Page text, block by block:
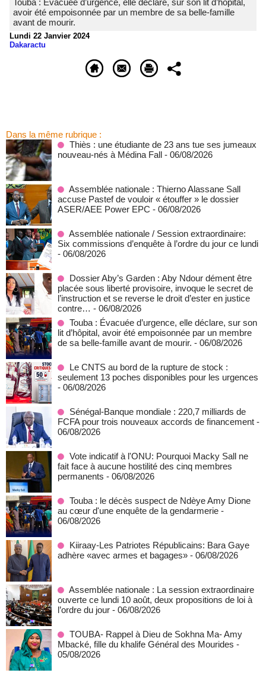
Touba : Évacuée d’urgence, elle déclare, sur son lit d’hôpital,
avoir été empoisonnée par un membre de sa belle-famille
avant de mourir.
Lundi 22 Janvier 2024
Dakaractu
Dans la même rubrique :
Thiès : une étudiante de 23 ans tue ses jumeaux
nouveau-nés à Médina Fall - 06/08/2026
Assemblée nationale : Thierno Alassane Sall
accuse Pastef de vouloir « étouffer » le dossier
ASER/AEE Power EPC - 06/08/2026
Assemblée nationale / Session extraordinaire:
Six commissions d’enquête à l’ordre du jour ce lundi
- 06/08/2026
Dossier Aby’s Garden : Aby Ndour dément être
placée sous liberté provisoire, invoque le secret de
l’instruction et se reverse le droit d’ester en justice
contre… - 06/08/2026
Touba : Évacuée d’urgence, elle déclare, sur son
lit d’hôpital, avoir été empoisonnée par un membre
de sa belle-famille avant de mourir. - 06/08/2026
Le CNTS au bord de la rupture de stock :
seulement 13 poches disponibles pour les urgences
- 06/08/2026
Sénégal-Banque mondiale : 220,7 milliards de
FCFA pour trois nouveaux accords de financement -
06/08/2026
Vote indicatif à l'ONU: Pourquoi Macky Sall ne
fait face à aucune hostilité des cinq membres
permanents - 06/08/2026
Touba : le décès suspect de Ndèye Amy Dione
au cœur d'une enquête de la gendarmerie -
06/08/2026
Kiiraay-Les Patriotes Républicains: Bara Gaye
adhère «avec armes et bagages» - 06/08/2026
Assemblée nationale : La session extraordinaire
ouverte ce lundi 10 août, deux propositions de loi à
l’ordre du jour - 06/08/2026
TOUBA- Rappel à Dieu de Sokhna Ma- Amy
Mbacké, fille du khalife Général des Mourides -
05/08/2026